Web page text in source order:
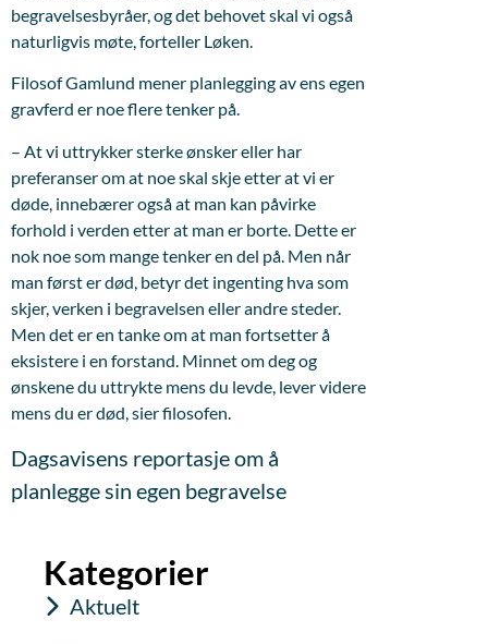
begravelsesbyråer, og det behovet skal vi også
naturligvis møte, forteller Løken.
Filosof Gamlund mener planlegging av ens egen
gravferd er noe flere tenker på.
– At vi uttrykker sterke ønsker eller har
preferanser om at noe skal skje etter at vi er
døde, innebærer også at man kan påvirke
forhold i verden etter at man er borte. Dette er
nok noe som mange tenker en del på. Men når
man først er død, betyr det ingenting hva som
skjer, verken i begravelsen eller andre steder.
Men det er en tanke om at man fortsetter å
eksistere i en forstand. Minnet om deg og
ønskene du uttrykte mens du levde, lever videre
mens du er død, sier filosofen.
Dagsavisens reportasje om å
planlegge sin egen begravelse
Kategorier
Aktuelt